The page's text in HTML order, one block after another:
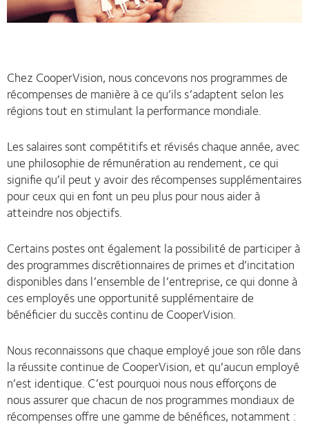
Chez CooperVision, nous concevons nos programmes de
récompenses de manière à ce qu’ils s’adaptent selon les
régions tout en stimulant la performance mondiale.
Les salaires sont compétitifs et révisés chaque année, avec
une philosophie de rémunération au rendement, ce qui
signifie qu’il peut y avoir des récompenses supplémentaires
pour ceux qui en font un peu plus pour nous aider à
atteindre nos objectifs.
Certains postes ont également la possibilité de participer à
des programmes discrétionnaires de primes et d’incitation
disponibles dans l’ensemble de l’entreprise, ce qui donne à
ces employés une opportunité supplémentaire de
bénéficier du succès continu de CooperVision.
Nous reconnaissons que chaque employé joue son rôle dans
la réussite continue de CooperVision, et qu’aucun employé
n’est identique. C’est pourquoi nous nous efforçons de
nous assurer que chacun de nos programmes mondiaux de
récompenses offre une gamme de bénéfices, notamment :